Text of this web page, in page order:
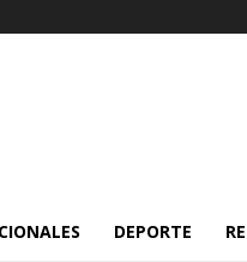
DEPORTE